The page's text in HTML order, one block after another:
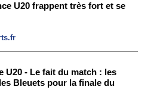
U20 frappent très fort et se
U20 - Le fait du match : les
Bleuets pour la finale du